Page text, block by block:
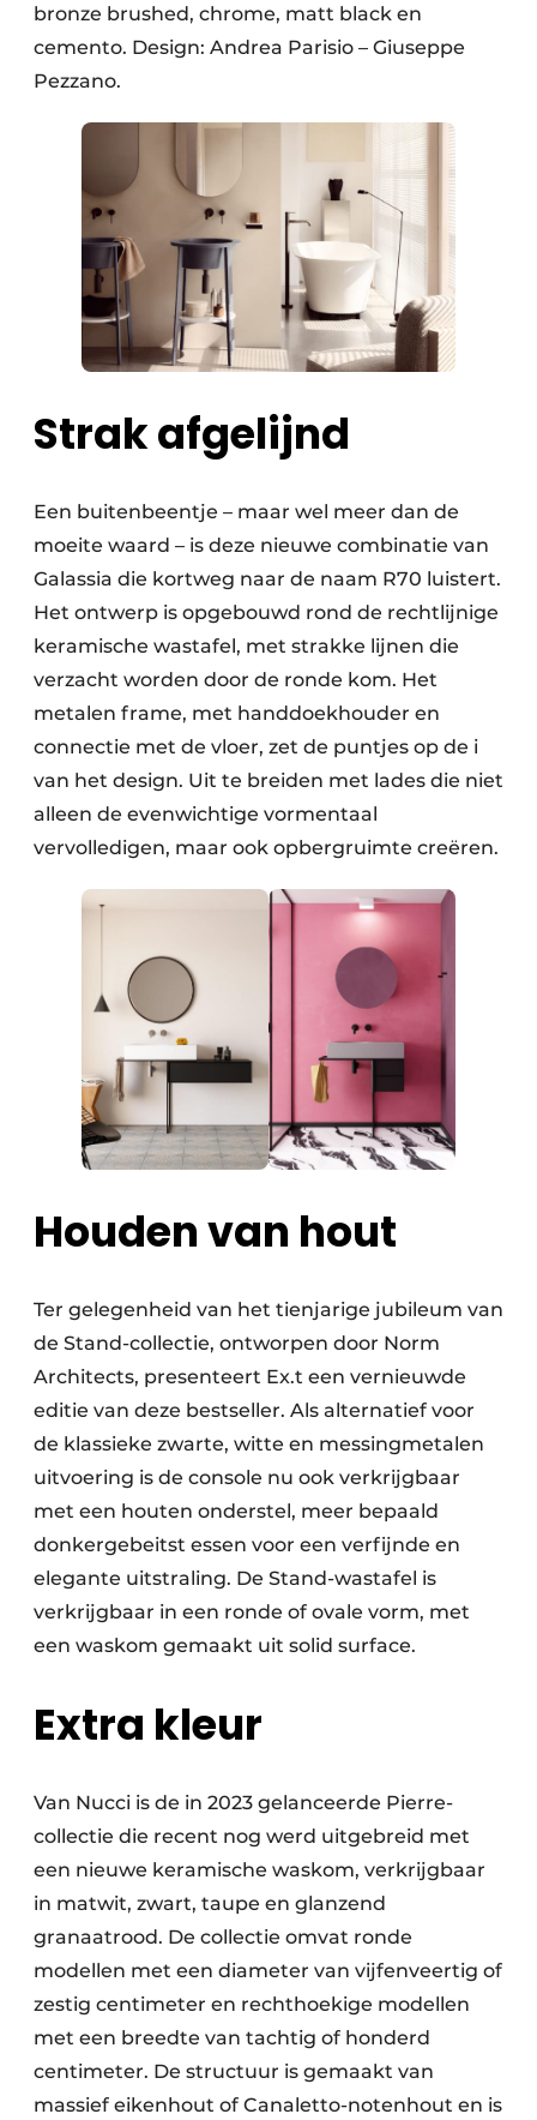
bronze brushed, chrome, matt black en
cemento. Design: Andrea Parisio – Giuseppe
Pezzano.
Strak afgelijnd
Een buitenbeentje – maar wel meer dan de
moeite waard – is deze nieuwe combinatie van
Galassia die kortweg naar de naam R70 luistert.
Het ontwerp is opgebouwd rond de rechtlijnige
keramische wastafel, met strakke lijnen die
verzacht worden door de ronde kom. Het
metalen frame, met handdoekhouder en
connectie met de vloer, zet de puntjes op de i
van het design. Uit te breiden met lades die niet
alleen de evenwichtige vormentaal
vervolledigen, maar ook opbergruimte creëren.
Houden van hout
Ter gelegenheid van het tienjarige jubileum van
de Stand-collectie, ontworpen door Norm
Architects, presenteert Ex.t een vernieuwde
editie van deze bestseller. Als alternatief voor
de klassieke zwarte, witte en messingmetalen
uitvoering is de console nu ook verkrijgbaar
met een houten onderstel, meer bepaald
donkergebeitst essen voor een verfijnde en
elegante uitstraling. De Stand-wastafel is
verkrijgbaar in een ronde of ovale vorm, met
een waskom gemaakt uit solid surface.
Extra kleur
Van Nucci is de in 2023 gelanceerde Pierre-
collectie die recent nog werd uitgebreid met
een nieuwe keramische waskom, verkrijgbaar
in matwit, zwart, taupe en glanzend
granaatrood. De collectie omvat ronde
modellen met een diameter van vijfenveertig of
zestig centimeter en rechthoekige modellen
met een breedte van tachtig of honderd
centimeter. De structuur is gemaakt van
massief eikenhout of Canaletto-notenhout en is